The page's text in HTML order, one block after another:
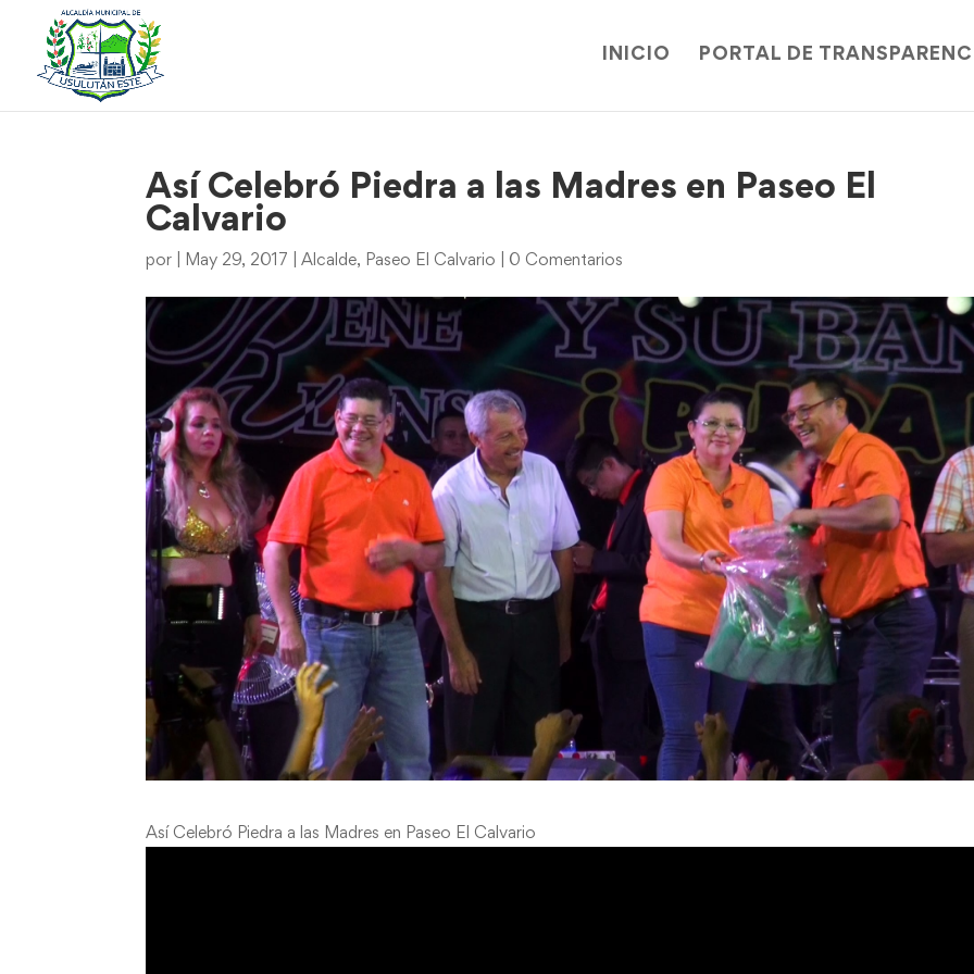
INICIO PORTAL DE
Así Celebró Piedra a las Madres en Paseo El
Calvario
por May 29, 2017 |Alcalde, Paseo El Calvario 0 Comentarios
Así Celebró Piedra a las Madres en Paseo El Calvario